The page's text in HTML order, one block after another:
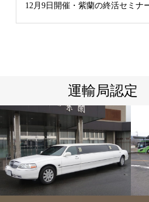
12月9日開催・紫蘭の終活セミナ
運輸局認定